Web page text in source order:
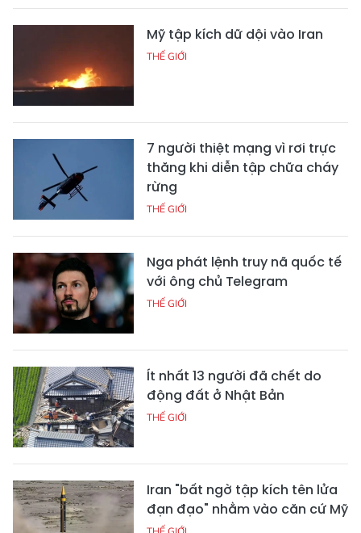
Mỹ tập kích dữ dội vào Iran
THẾ GIỚI
7 người thiệt mạng vì rơi trực
thăng khi diễn tập chữa cháy
rừng
THẾ GIỚI
Nga phát lệnh truy nã quốc tế
với ông chủ Telegram
THẾ GIỚI
Ít nhất 13 người đã chết do
động đất ở Nhật Bản
THẾ GIỚI
Iran "bất ngờ tập kích tên lửa
đạn đạo" nhằm vào căn cứ Mỹ